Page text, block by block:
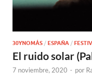
30YNOMÁS / ESPAÑA /
El ruido solar
7 noviembre, 2020 - por